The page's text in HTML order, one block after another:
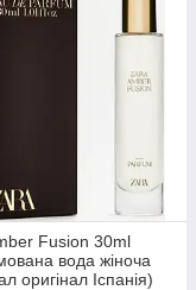
Fusion 30ml
вода жіноча
оригінал Іспанія)